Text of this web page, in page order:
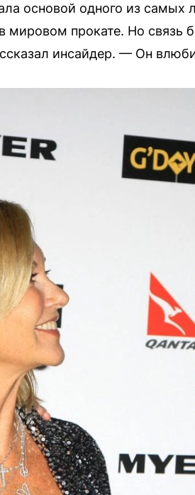
основой одного из
мировом прокате. Но
инсайдер. — Он